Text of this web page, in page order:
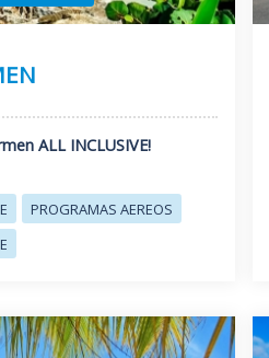
ALL INCLUSIVE!
PROGRAMAS AEREOS